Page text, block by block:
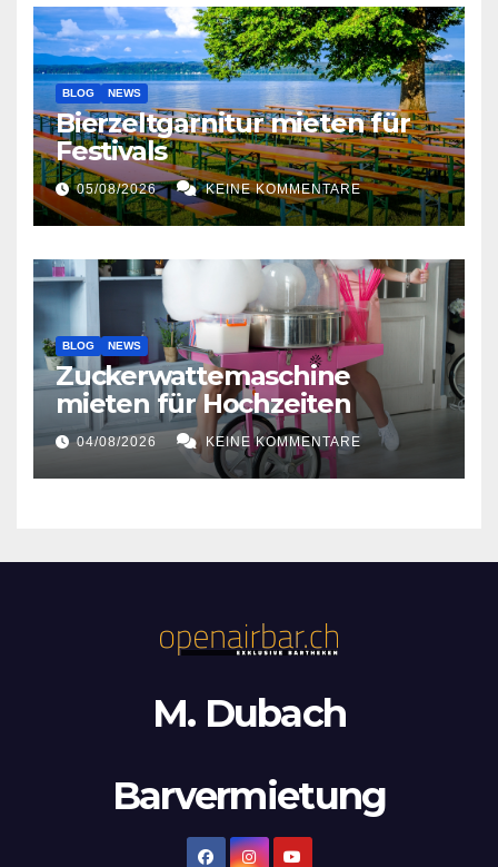
BLOG NEWS
Bierzeltgarnitur mieten für
Festivals
05/08/2026 KEINE KOMMENTARE
BLOG NEWS
Zuckerwattemaschine
mieten für Hochzeiten
04/08/2026 KEINE KOMMENTARE
M. Dubach
Barvermietung